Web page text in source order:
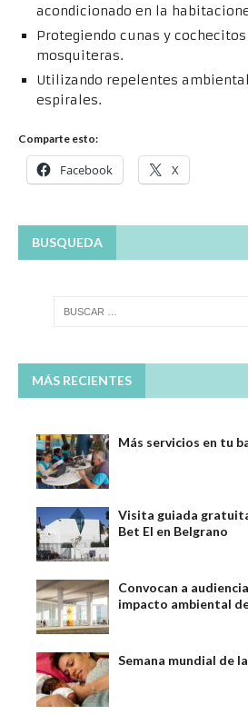
acondicionado en la
Protegiendo cunas y
mosquiteras.
Utilizando repelentes
espirales.
Comparte esto:
Facebook X
BUSQUEDA
MÁS RECIENTES
Más servicios en tu
Visita guiada
Bet El en Belgrano
Convocan a
impacto ambiental
Semana mundial de